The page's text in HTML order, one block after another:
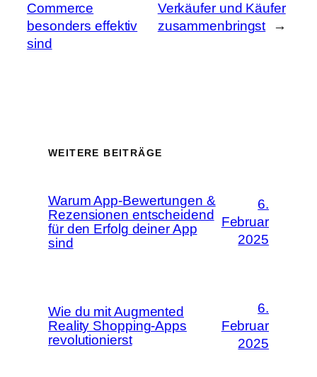
Commerce
besonders effektiv
sind
Verkäufer und Käufer
zusammenbringst
→
WEITERE BEITRÄGE
Warum App-Bewertungen &
Rezensionen entscheidend
für den Erfolg deiner App
sind
6.
Februar
2025
Wie du mit Augmented
Reality Shopping-Apps
revolutionierst
6.
Februar
2025